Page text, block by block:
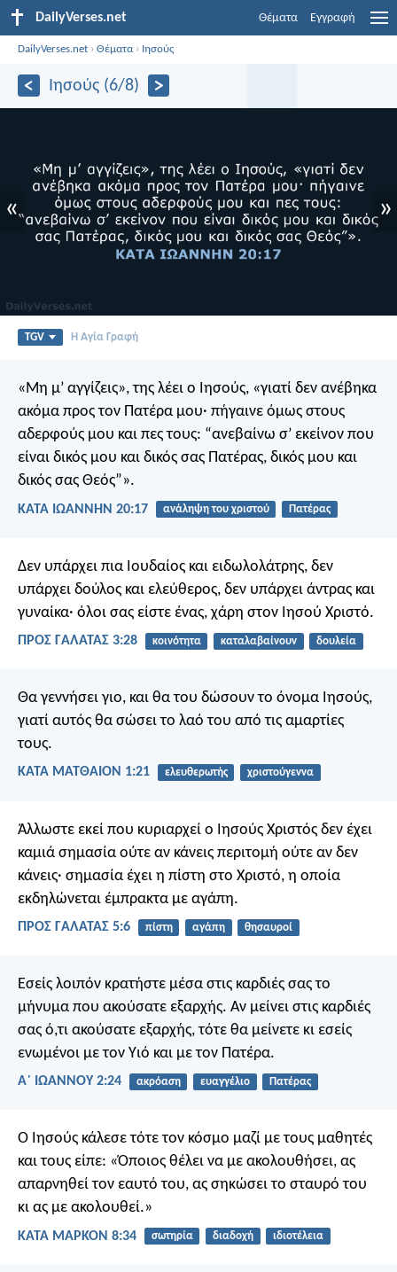
DailyVerses.net Θέματα Εγγραφή
DailyVerses.net ›Θέματα› Ιησούς
Ιησούς (6/8)
« »
TGV Η Αγία Γραφή
«Μη μ’ αγγίζεις», της λέει ο Ιησούς, «γιατί δεν ανέβηκα
ακόμα προς τον Πατέρα μου· πήγαινε όμως στους
αδερφούς μου και πες τους: “ανεβαίνω σ’ εκείνον που
είναι δικός μου και δικός σας Πατέρας, δικός μου και
δικός σας Θεός”».
ΚΑΤΑ ΙΩΑΝΝΗΝ 20:17 ανάληψη του χριστού Πατέρας
Δεν υπάρχει πια Ιουδαίος και ειδωλολάτρης, δεν
υπάρχει δούλος και ελεύθερος, δεν υπάρχει άντρας και
γυναίκα· όλοι σας είστε ένας, χάρη στον Ιησού Χριστό.
ΠΡΟΣ ΓΑΛΑΤΑΣ 3:28 κοινότητα καταλαβαίνουν δουλεία
Θα γεννήσει γιο, και θα του δώσουν το όνομα Ιησούς,
γιατί αυτός θα σώσει το λαό του από τις αμαρτίες
τους.
ΚΑΤΑ ΜΑΤΘΑΙΟΝ 1:21 ελευθερωτής χριστούγεννα
Άλλωστε εκεί που κυριαρχεί ο Ιησούς Χριστός δεν έχει
καμιά σημασία ούτε αν κάνεις περιτομή ούτε αν δεν
κάνεις· σημασία έχει η πίστη στο Χριστό, η οποία
εκδηλώνεται έμπρακτα με αγάπη.
ΠΡΟΣ ΓΑΛΑΤΑΣ 5:6 πίστη αγάπη θησαυροί
Εσείς λοιπόν κρατήστε μέσα στις καρδιές σας το
μήνυμα που ακούσατε εξαρχής. Αν μείνει στις καρδιές
σας ό,τι ακούσατε εξαρχής, τότε θα μείνετε κι εσείς
ενωμένοι με τον Υιό και με τον Πατέρα.
Α΄ ΙΩΑΝΝΟΥ 2:24 ακρόαση ευαγγέλιο Πατέρας
Ο Ιησούς κάλεσε τότε τον κόσμο μαζί με τους μαθητές
και τους είπε: «Όποιος θέλει να με ακολουθήσει, ας
απαρνηθεί τον εαυτό του, ας σηκώσει το σταυρό του
κι ας με ακολουθεί.»
ΚΑΤΑ ΜΑΡΚΟΝ 8:34 σωτηρία διαδοχή ιδιοτέλεια